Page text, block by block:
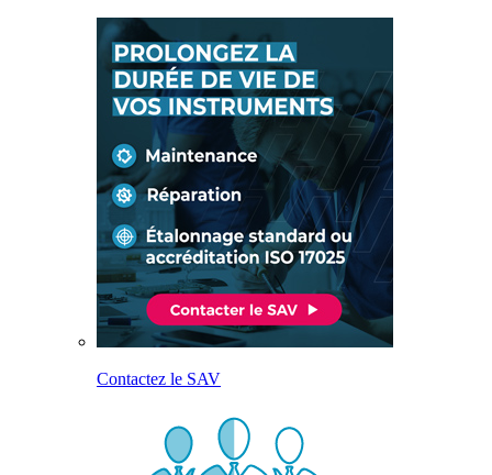
Contactez le SAV